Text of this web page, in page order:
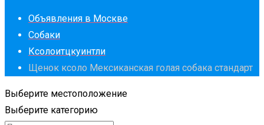
Объявления в Москве
Собаки
Ксолоитцкуинтли
Щенок ксоло Мексиканская голая собака стандарт
Выберите местоположение
Выберите категорию